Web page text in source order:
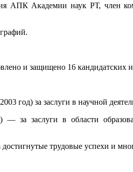
АПК Академии наук РТ, член
и защищено 16 кандидатских
год) за заслуги в научной
за заслуги в области
трудовые успехи и